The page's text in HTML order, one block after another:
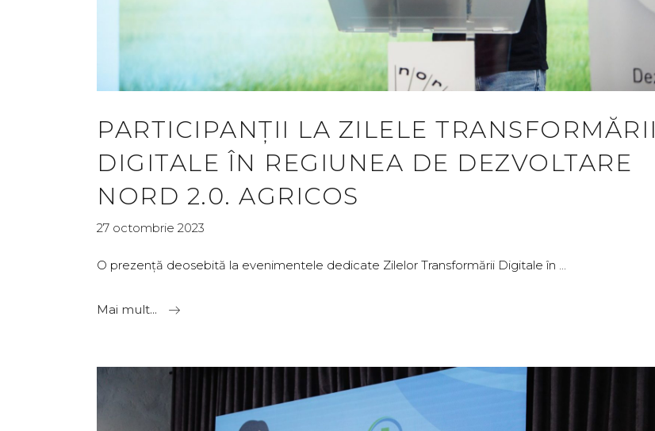
PARTICIPANȚII LA ZILELE TRANSFORMĂRII
DIGITALE ÎN REGIUNEA DE DEZVOLTARE
NORD 2.0. AGRICOS
27 octombrie 2023
O prezență deosebită la evenimentele dedicate Zilelor Transformării Digitale în
Mai mult...